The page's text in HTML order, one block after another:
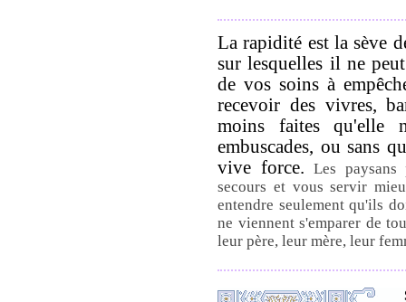
La rapidité est la sève
sur lesquelles il ne
de vos soins à
recevoir des vivres,
moins faites qu'elle
embuscades, ou sans
vive force.Les
secours et vous servir
entendre seulement qu'ils
ne viennent s'emparer de
leur père, leur mère, leur